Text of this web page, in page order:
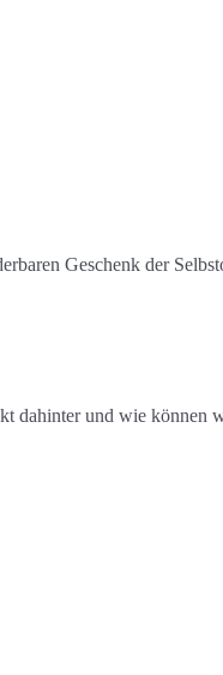
Geschenk der
dahinter und wie können